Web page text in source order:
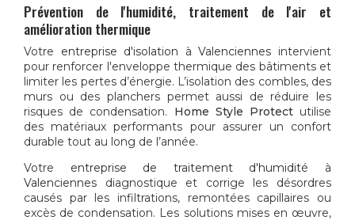
Prévention de l'humidité, traitement de l'air et
amélioration thermique
Votre entreprise d'isolation à Valenciennes intervient
pour renforcer l'enveloppe thermique des bâtiments et
limiter les pertes d’énergie. L’isolation des combles, des
murs ou des planchers permet aussi de réduire les
risques de condensation. Home Style Protectutilise
des matériaux performants pour assurer un confort
durable tout au long de l’année.
Votre entreprise de traitement d'humidité à
Valenciennes diagnostique et corrige les désordres
causés par les infiltrations, remontées capillaires ou
excès de condensation. Les solutions mises en œuvre,